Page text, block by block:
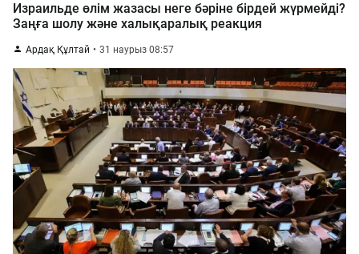
Израильде өлім жазасы неге бәріне бірдей жүрмейді?
Заңға шолу және халықаралық реакция
Ардақ Құлтай 31 наурыз 08:57